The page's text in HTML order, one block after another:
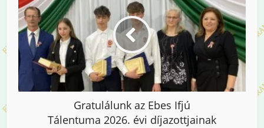
Gratulálunk az Ebes Ifjú
Tálentuma 2026. évi díjazottjainak